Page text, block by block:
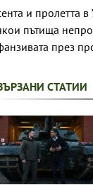
и пролетта
пътища
през
СТАТИИ